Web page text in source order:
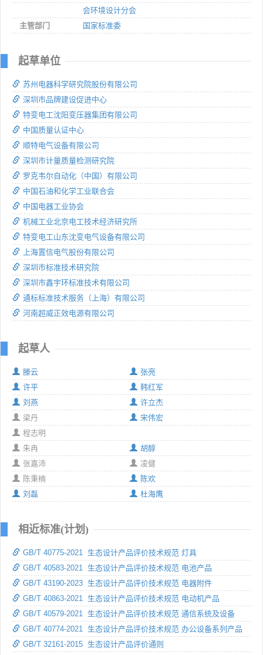
会环境设计分会
主管部门
国家标准委
起草单位
苏州电器科学研究院股份有限公司
深圳市品牌建设促进中心
特变电工沈阳变压器集团有限公司
中国质量认证中心
顺特电气设备有限公司
深圳市计量质量检测研究院
罗克韦尔自动化（中国）有限公司
中国石油和化学工业联合会
中国电器工业协会
机械工业北京电工技术经济研究所
特变电工山东沈变电气设备有限公司
上海置信电气股份有限公司
深圳市标准技术研究院
深圳市鑫宇环标准技术有限公司
通标标准技术服务（上海）有限公司
河南超威正效电源有限公司
起草人
滕云
张亮
许平
韩红军
刘燕
许立杰
梁丹
宋伟宏
程志明
朱冉
胡醇
张嘉沛
凌健
陈秉楠
陈欢
刘磊
杜海鹰
相近标准(计划)
GB/T 40775-2021 生态设计产品评价技术规范 灯具
GB/T 40583-2021 生态设计产品评价技术规范 电池产品
GB/T 43190-2023 生态设计产品评价技术规范 电器附件
GB/T 40863-2021 生态设计产品评价技术规范 电动机产品
GB/T 40579-2021 生态设计产品评价技术规范 通信系统及设备
GB/T 40774-2021 生态设计产品评价技术规范 办公设备系列产品
GB/T 32161-2015 生态设计产品评价通则